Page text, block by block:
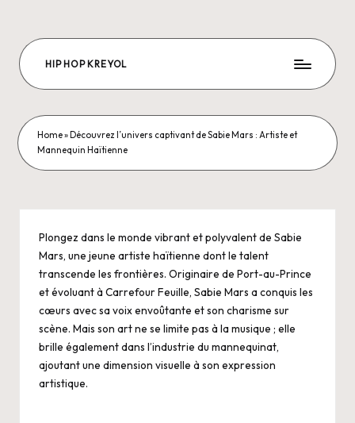
content
HIP HOP KREYOL
Hip-
hop
is
us
Home» Découvrez l’univers captivant de Sabie Mars : Artiste et
Mannequin Haïtienne
Plongez dans le monde vibrant et polyvalent de Sabie
Mars, une jeune artiste haïtienne dont le talent
transcende les frontières. Originaire de Port-au-Prince
et évoluant à Carrefour Feuille, Sabie Mars a conquis les
cœurs avec sa voix envoûtante et son charisme sur
scène. Mais son art ne se limite pas à la musique ; elle
brille également dans l’industrie du mannequinat,
ajoutant une dimension visuelle à son expression
artistique.